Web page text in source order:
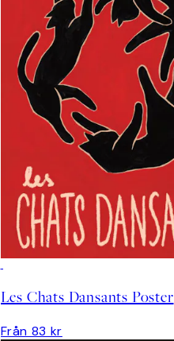
Les Chats Dansants Poster
Från 83 kr